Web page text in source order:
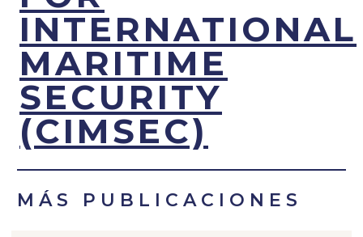
INTERNATIONAL
MARITIME
SECURITY
(CIMSEC)
MÁS PUBLICACIONES